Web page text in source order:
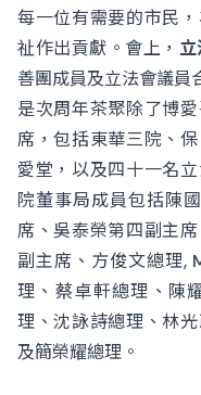
每一位有需要的市民
祉作出貢獻。會上，
善團成員及立法會議員
是次周年茶聚除了博
席，包括東華三院、
愛堂，以及四十一名
院董事局成員包括陳
席、吳泰榮第四副主
副主席、方俊文總理,
理、蔡卓軒總理、陳
理、沈詠詩總理、林
及簡榮耀總理。